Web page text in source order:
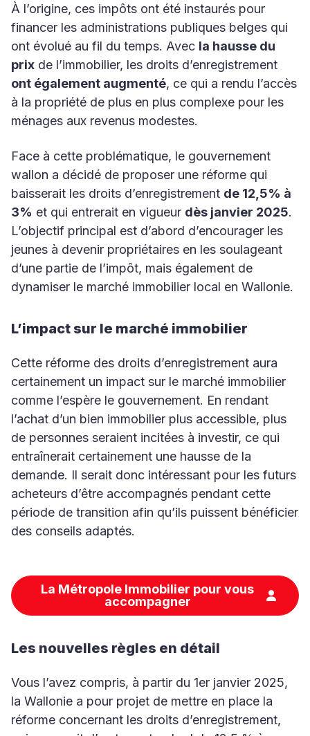
À l’origine, ces impôts ont été instaurés pour
financer les administrations publiques belges qui
ont évolué au fil du temps. Avec la hausse du
prix de l’immobilier, les droits d’enregistrement
ont également augmenté, ce qui a rendu l’accès
à la propriété de plus en plus complexe pour les
ménages aux revenus modestes.
Face à cette problématique, le gouvernement
wallon a décidé de proposer une réforme qui
baisserait les droits d’enregistrement de 12,5% à
3% et qui entrerait en vigueur dès janvier 2025.
L’objectif principal est d’abord d’encourager les
jeunes à devenir propriétaires en les soulageant
d’une partie de l’impôt, mais également de
dynamiser le marché immobilier local en Wallonie.
L’impact sur le marché immobilier
Cette réforme des droits d’enregistrement aura
certainement un impact sur le marché immobilier
comme l’espère le gouvernement. En rendant
l’achat d’un bien immobilier plus accessible, plus
de personnes seraient incitées à investir, ce qui
entraînerait certainement une hausse de la
demande. Il serait donc intéressant pour les futurs
acheteurs d’être accompagnés pendant cette
période de transition afin qu’ils puissent bénéficier
des conseils adaptés.
La Métropole Immobilier pour vous
accompagner
Les nouvelles règles en détail
Vous l’avez compris, à partir du 1er janvier 2025,
la Wallonie a pour projet de mettre en place la
réforme concernant les droits d’enregistrement,